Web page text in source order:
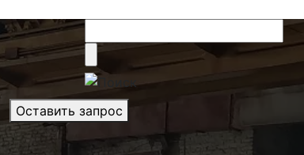
Оставить запрос